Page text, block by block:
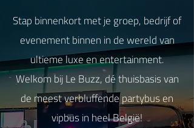
Stap binnenkort met je groep, bedrijf of
evenement binnen in de wereld van
ultieme luxe en entertainment.
Welkom bij Le Buzz, dé thuisbasis van
de meest verbluffende partybus en
vipbus in heel België!